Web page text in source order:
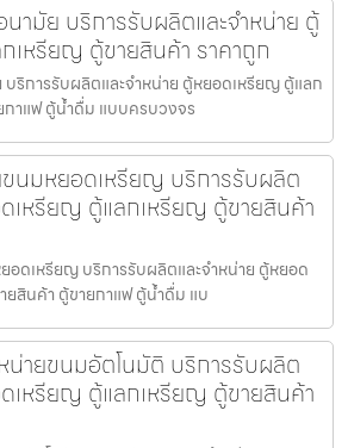
ามัย บริการรับผลิตและจำหน่าย ตู้
เหรียญ ตู้ขายสินค้า ราคาถูก
ริการรับผลิตและจำหน่าย ตู้หยอดเหรียญ ตู้แลก
าแฟ ตู้น้ำดื่ม แบบครบวงจร
ขนมหยอดเหรียญ​ บริการรับผลิต
เหรียญ ตู้แลกเหรียญ ตู้ขายสินค้า
อดเหรียญ​ บริการรับผลิตและจำหน่าย ตู้หยอด
สินค้า ตู้ขายกาแฟ ตู้น้ำดื่ม แบ
น่ายขนม​อัตโนมัติ บริการรับผลิต
เหรียญ ตู้แลกเหรียญ ตู้ขายสินค้า